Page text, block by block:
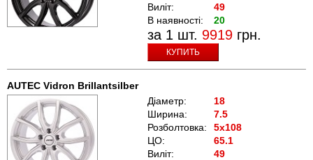
Виліт:
49
В наявності:
20
за 1 шт. 9919 грн.
КУПИТЬ
AUTEC Vidron Brillantsilber
Діаметр:
18
Ширина:
7.5
Розболтовка:
5x108
ЦО:
65.1
Виліт:
49